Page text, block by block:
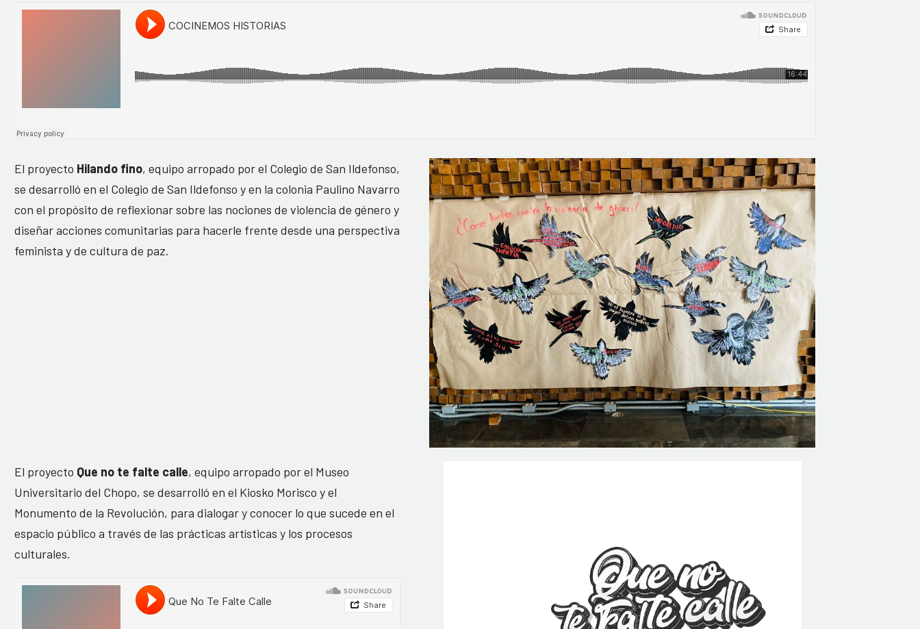
El proyecto Hilando fino, equipo arropado por el Colegio de San Ildefonso,
se desarrolló en el Colegio de San Ildefonso y en la colonia Paulino Navarro
con el propósito de reflexionar sobre las nociones de violencia de género y
diseñar acciones comunitarias para hacerle frente desde una perspectiva
feminista y de cultura de paz.
El proyecto Que no te falte calle, equipo arropado por el Museo
Universitario del Chopo, se desarrolló en el Kiosko Morisco y el
Monumento de la Revolución, para dialogar y conocer lo que sucede en el
espacio público a través de las prácticas artísticas y los procesos
culturales.